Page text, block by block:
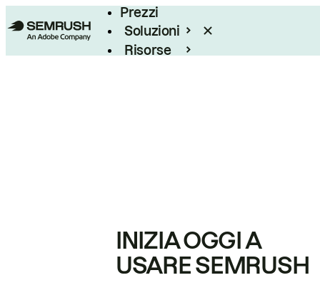
Prezzi
Soluzioni
Risorse
INIZIA OGGI A
USARE SEMRUSH